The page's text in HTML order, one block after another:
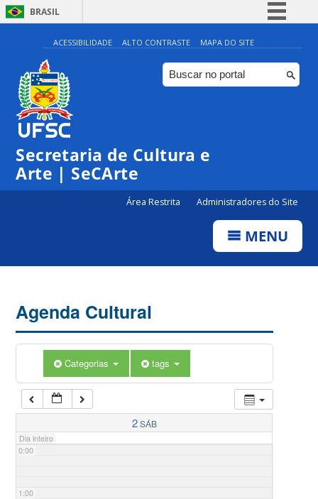
BRASIL
Simplifique!
Comunica BR
Participe
ACESSIBILIDADE ALTO CONTRASTE MAPA DO SITE
Secretaria de Cultura e
Arte | SeCArte
Área Restrita Administradores do Site
MENU
Agenda Cultural
Categorias tags
2SÁB
Dia inteiro
0:00
1:00